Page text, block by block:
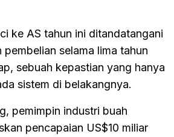
ke AS tahun ini ditandatangani
selama lima tahun
sebuah kepastian yang hanya
sistem di belakangnya.
pemimpin industri buah
pencapaian US$10 miliar